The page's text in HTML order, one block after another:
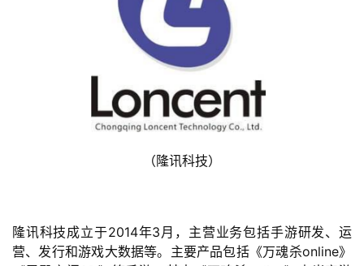
业
界
（隆讯科技）
隆讯科技成立于2014年3月，主营业务包括手游研发、运
营、发行和游戏大数据等。主要产品包括《万魂杀online》